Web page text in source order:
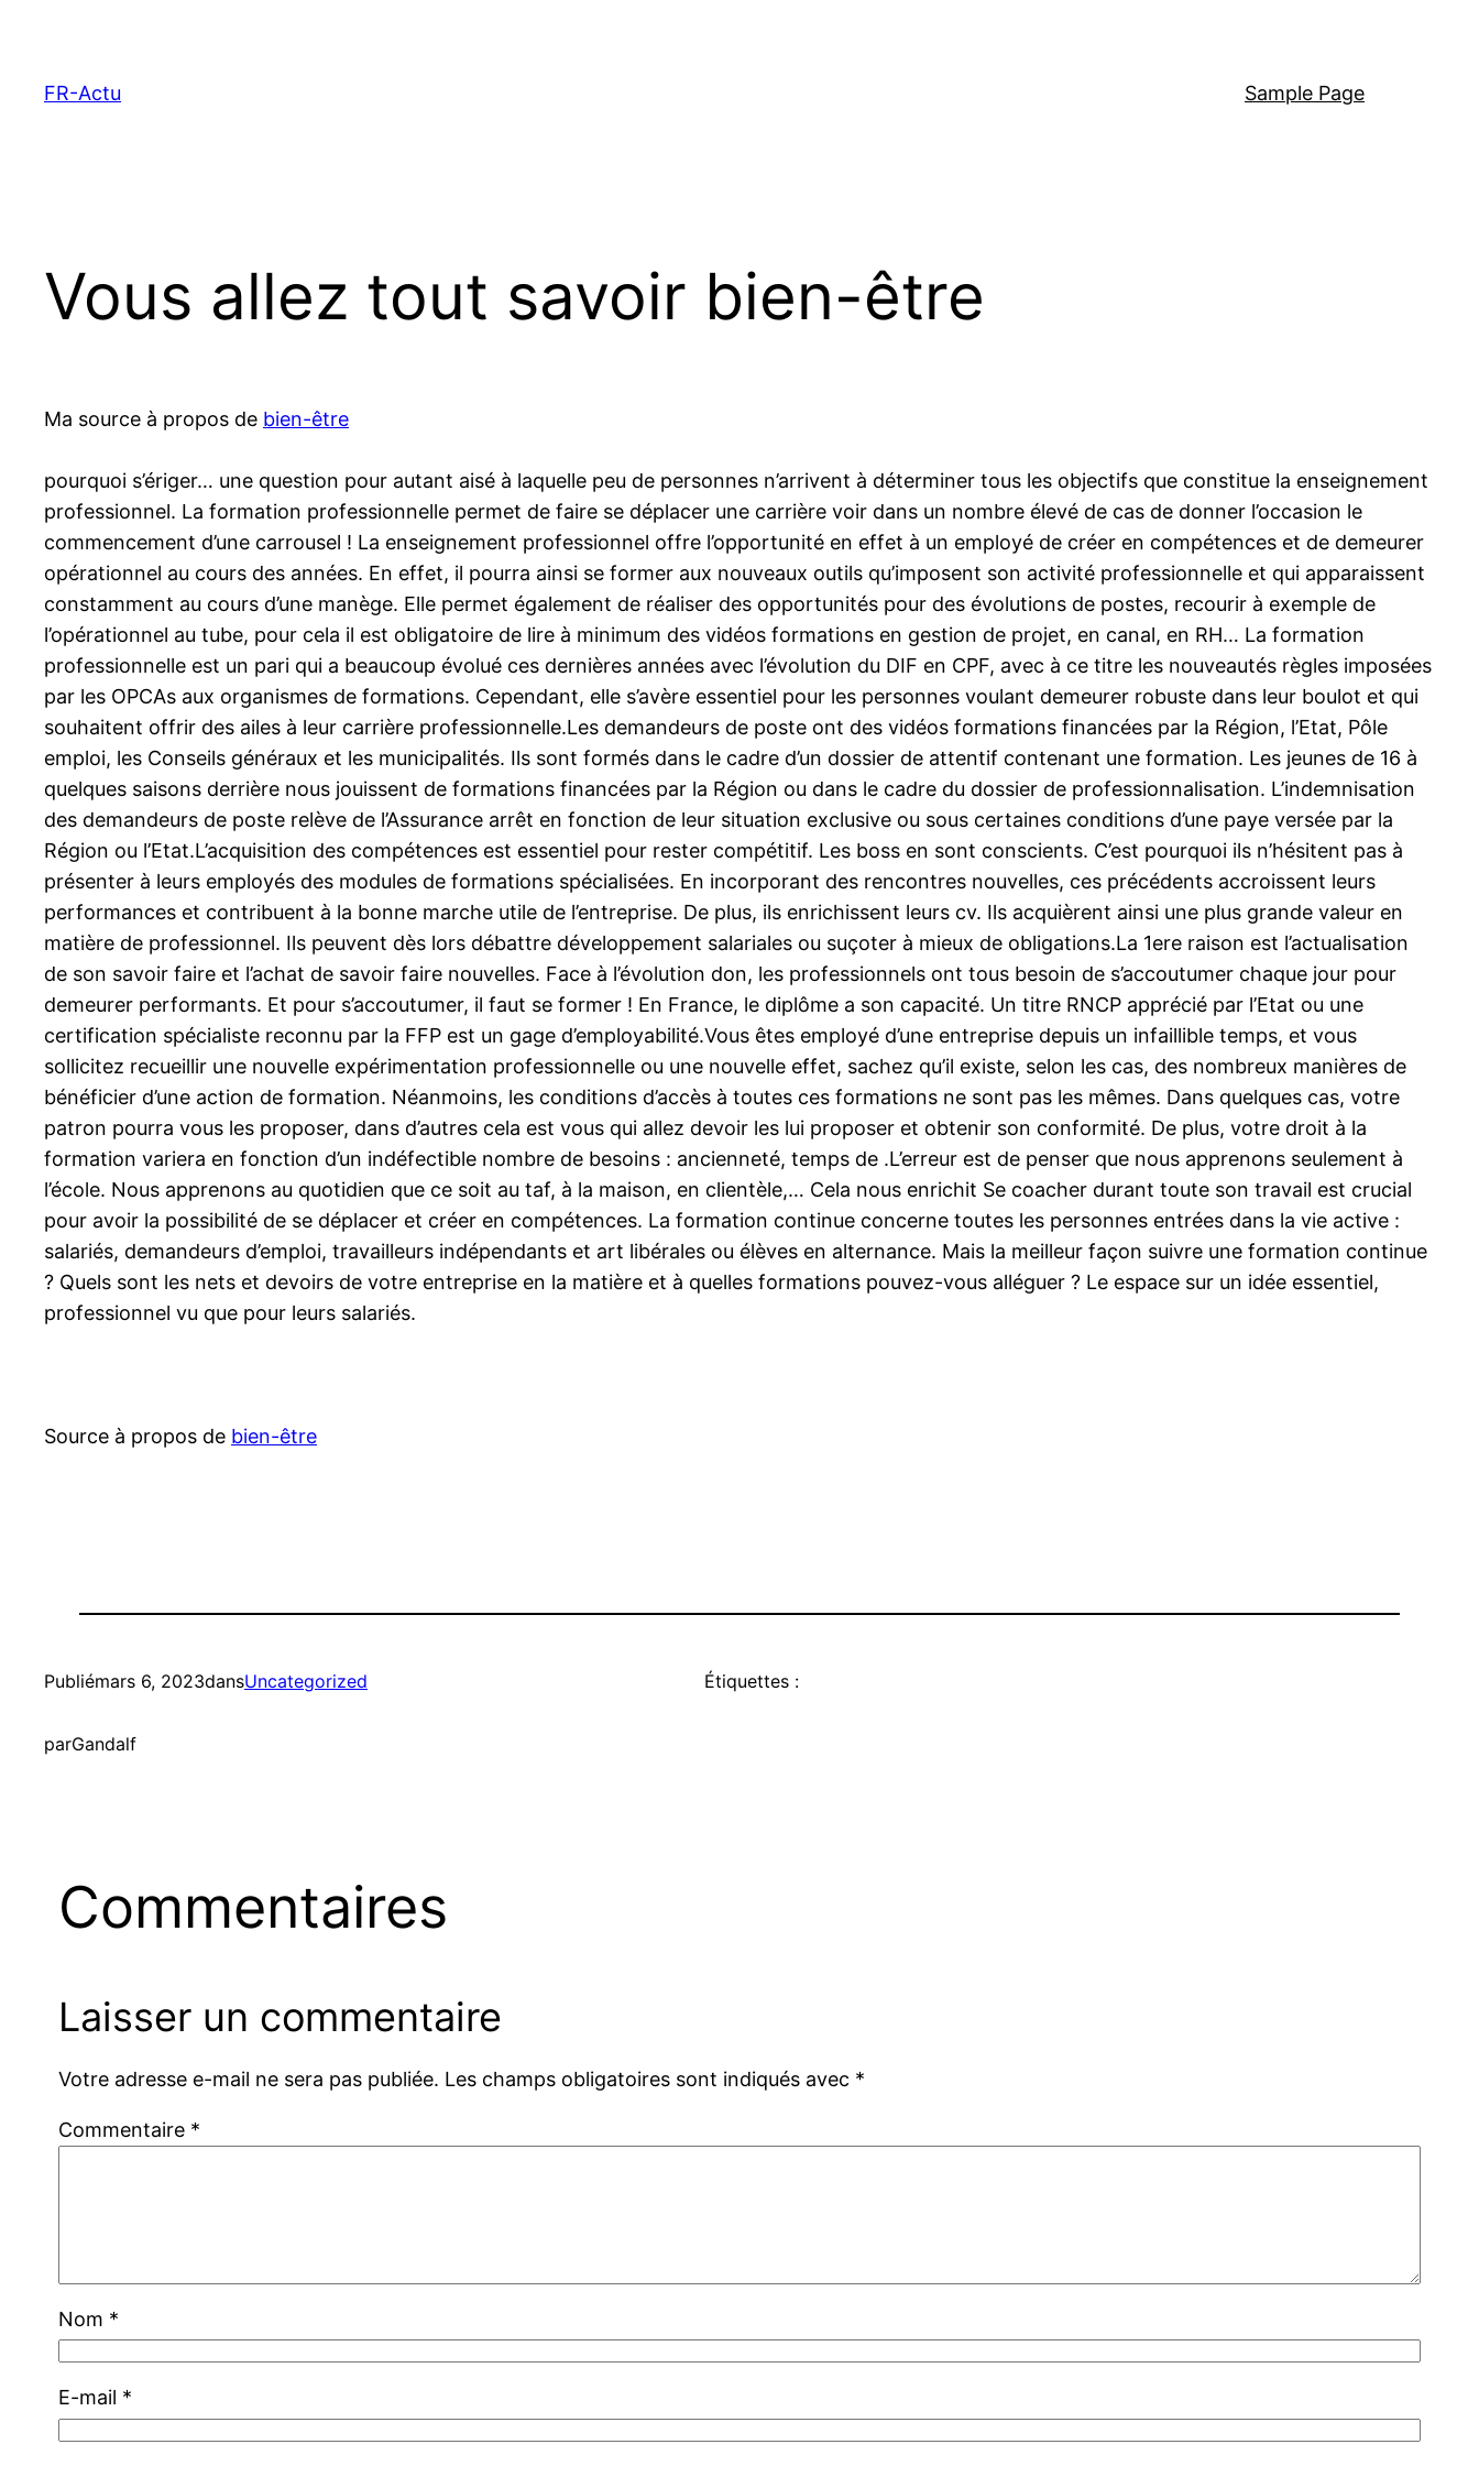
contenu
FR-Actu Sample Page
Vous allez tout savoir bien-être
Ma source à propos de bien-être
pourquoi s’ériger… une question pour autant aisé à laquelle peu de personnes n’arrivent à déterminer tous les objectifs que constitue la enseignement
professionnel. La formation professionnelle permet de faire se déplacer une carrière voir dans un nombre élevé de cas de donner l’occasion le
commencement d’une carrousel ! La enseignement professionnel offre l’opportunité en effet à un employé de créer en compétences et de demeurer
opérationnel au cours des années. En effet, il pourra ainsi se former aux nouveaux outils qu’imposent son activité professionnelle et qui apparaissent
constamment au cours d’une manège. Elle permet également de réaliser des opportunités pour des évolutions de postes, recourir à exemple de
l’opérationnel au tube, pour cela il est obligatoire de lire à minimum des vidéos formations en gestion de projet, en canal, en RH… La formation
professionnelle est un pari qui a beaucoup évolué ces dernières années avec l’évolution du DIF en CPF, avec à ce titre les nouveautés règles imposées
par les OPCAs aux organismes de formations. Cependant, elle s’avère essentiel pour les personnes voulant demeurer robuste dans leur boulot et qui
souhaitent offrir des ailes à leur carrière professionnelle.Les demandeurs de poste ont des vidéos formations financées par la Région, l’Etat, Pôle
emploi, les Conseils généraux et les municipalités. Ils sont formés dans le cadre d’un dossier de attentif contenant une formation. Les jeunes de 16 à
quelques saisons derrière nous jouissent de formations financées par la Région ou dans le cadre du dossier de professionnalisation. L’indemnisation
des demandeurs de poste relève de l’Assurance arrêt en fonction de leur situation exclusive ou sous certaines conditions d’une paye versée par la
Région ou l’Etat.L’acquisition des compétences est essentiel pour rester compétitif. Les boss en sont conscients. C’est pourquoi ils n’hésitent pas à
présenter à leurs employés des modules de formations spécialisées. En incorporant des rencontres nouvelles, ces précédents accroissent leurs
performances et contribuent à la bonne marche utile de l’entreprise. De plus, ils enrichissent leurs cv. Ils acquièrent ainsi une plus grande valeur en
matière de professionnel. Ils peuvent dès lors débattre développement salariales ou suçoter à mieux de obligations.La 1ere raison est l’actualisation
de son savoir faire et l’achat de savoir faire nouvelles. Face à l’évolution don, les professionnels ont tous besoin de s’accoutumer chaque jour pour
demeurer performants. Et pour s’accoutumer, il faut se former ! En France, le diplôme a son capacité. Un titre RNCP apprécié par l’Etat ou une
certification spécialiste reconnu par la FFP est un gage d’employabilité.Vous êtes employé d’une entreprise depuis un infaillible temps, et vous
sollicitez recueillir une nouvelle expérimentation professionnelle ou une nouvelle effet, sachez qu’il existe, selon les cas, des nombreux manières de
bénéficier d’une action de formation. Néanmoins, les conditions d’accès à toutes ces formations ne sont pas les mêmes. Dans quelques cas, votre
patron pourra vous les proposer, dans d’autres cela est vous qui allez devoir les lui proposer et obtenir son conformité. De plus, votre droit à la
formation variera en fonction d’un indéfectible nombre de besoins : ancienneté, temps de .L’erreur est de penser que nous apprenons seulement à
l’école. Nous apprenons au quotidien que ce soit au taf, à la maison, en clientèle,… Cela nous enrichit Se coacher durant toute son travail est crucial
pour avoir la possibilité de se déplacer et créer en compétences. La formation continue concerne toutes les personnes entrées dans la vie active :
salariés, demandeurs d’emploi, travailleurs indépendants et art libérales ou élèves en alternance. Mais la meilleur façon suivre une formation continue
? Quels sont les nets et devoirs de votre entreprise en la matière et à quelles formations pouvez-vous alléguer ? Le espace sur un idée essentiel,
professionnel vu que pour leurs salariés.
Source à propos de bien-être
Publiémars 6, 2023dansUncategorized
parGandalf
Étiquettes :
Commentaires
Laisser un commentaire
Votre adresse e-mail ne sera pas publiée. Les champs obligatoires sont indiqués avec *
Commentaire *
Nom *
E-mail *